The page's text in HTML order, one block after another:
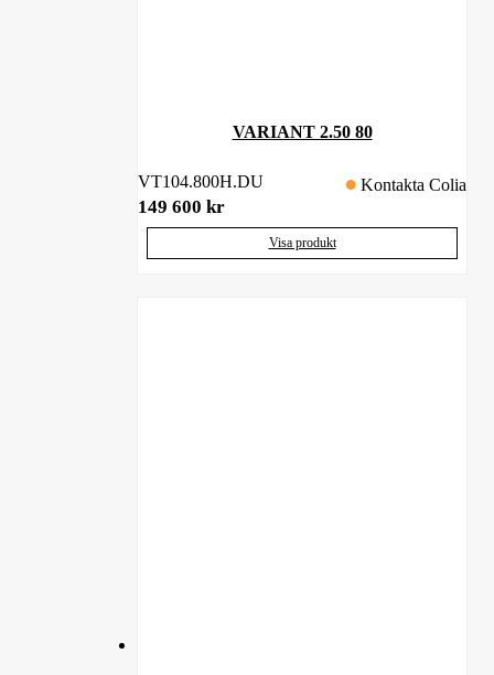
VARIANT 2.50 80
VT104.800H.DU Kontakta Colia
149 600 kr
Visa produkt